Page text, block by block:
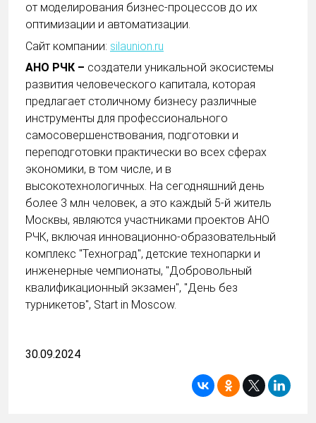
от моделирования бизнес-процессов до их
оптимизации и автоматизации.
Сайт компании: silaunion.ru
АНО РЧК – создатели уникальной экосистемы
развития человеческого капитала, которая
предлагает столичному бизнесу различные
инструменты для профессионального
самосовершенствования, подготовки и
переподготовки практически во всех сферах
экономики, в том числе, и в
высокотехнологичных. На сегодняшний день
более 3 млн человек, а это каждый 5-й житель
Москвы, являются участниками проектов АНО
РЧК, включая инновационно-образовательный
комплекс "Техноград", детские технопарки и
инженерные чемпионаты, "Добровольный
квалификационный экзамен", "День без
турникетов", Start in Moscow.
30.09.2024